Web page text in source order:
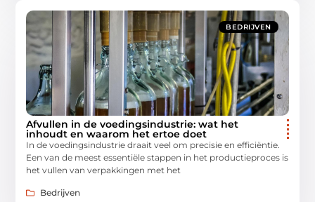
BEDRIJVEN
Afvullen in de voedingsindustrie: wat het
inhoudt en waarom het ertoe doet
In de voedingsindustrie draait veel om precisie en efficiëntie.
Een van de meest essentiële stappen in het productieproces is
het vullen van verpakkingen met het
Bedrijven